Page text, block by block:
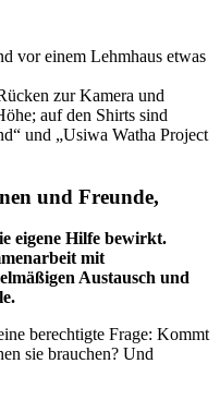
und Freunde,
eigene Hilfe bewirkt.
mit
Austausch und
berechtigte Frage: Kommt
sie brauchen? Und